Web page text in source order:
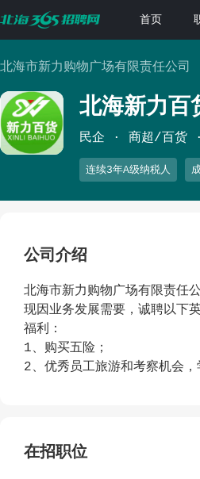
首页
北海市新力购物广场有限责任公司
北海新力百
民企 商超/百货
连续3年A级纳税人
公司介绍
北海市新力购物广场有限责任
现因业务发展需要，诚聘以下
福利：
1、购买五险；
2、优秀员工旅游和考察机会，
选择，我们将把您的简历纳入
联系电话：0779—3059920
在招职位